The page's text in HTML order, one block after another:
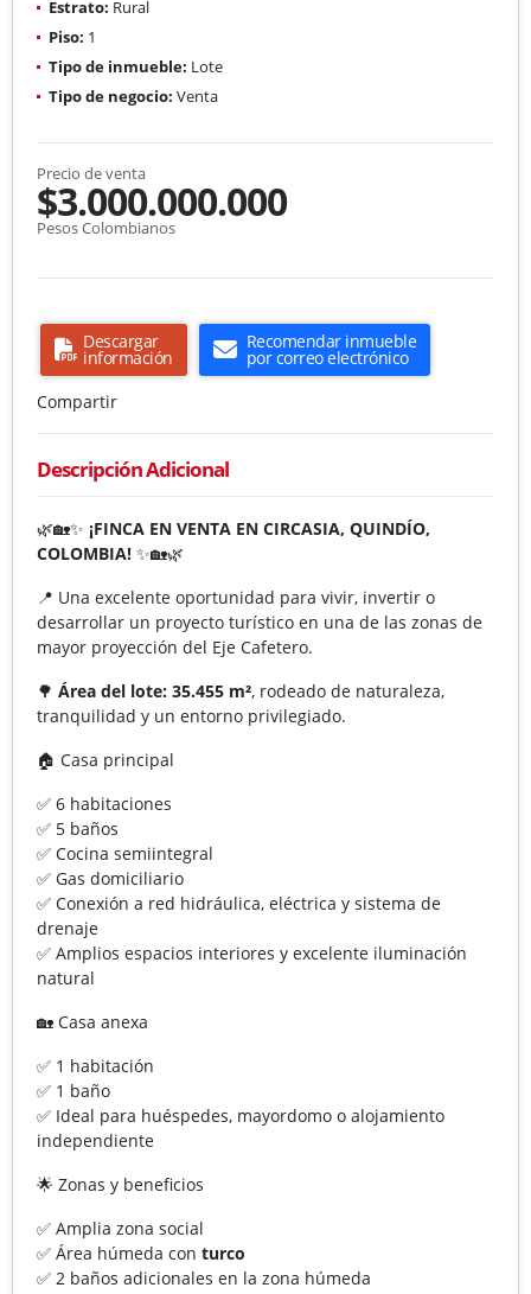
Estrato: Rural
Piso: 1
Tipo de inmueble: Lote
Tipo de negocio: Venta
Precio de venta
$3.000.000.000
Pesos Colombianos
Descargar
información
Recomendar inmueble
por correo electrónico
Compartir
Descripción Adicional
🌿🏡✨ ¡FINCA EN VENTA EN CIRCASIA, QUINDÍO,
COLOMBIA! ✨🏡🌿
📍 Una excelente oportunidad para vivir, invertir o
desarrollar un proyecto turístico en una de las zonas de
mayor proyección del Eje Cafetero.
🌳 Área del lote: 35.455 m², rodeado de naturaleza,
tranquilidad y un entorno privilegiado.
🏠 Casa principal
✅ 6 habitaciones
✅ 5 baños
✅ Cocina semiintegral
✅ Gas domiciliario
✅ Conexión a red hidráulica, eléctrica y sistema de
drenaje
✅ Amplios espacios interiores y excelente iluminación
natural
🏡 Casa anexa
✅ 1 habitación
✅ 1 baño
✅ Ideal para huéspedes, mayordomo o alojamiento
independiente
🌟 Zonas y beneficios
✅ Amplia zona social
✅ Área húmeda con turco
✅ 2 baños adicionales en la zona húmeda